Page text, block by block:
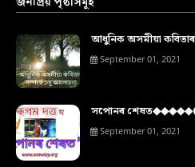
আধুনিক অসমীয়া
September 01, 2021
সপোনৰ
September 01, 2021